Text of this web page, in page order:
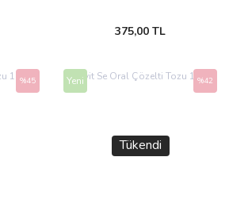
375,00 TL
%45 Yeni
Tükendi
%42